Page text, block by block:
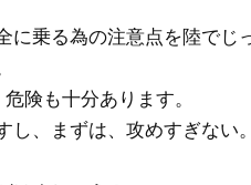
乗る為の注意点を陸でじ
険も十分あります。
し、まずは、攻めすぎな